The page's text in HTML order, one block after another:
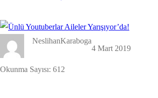
NeslihanKaraboga
4 Mart 2019
Okunma Sayısı: 612